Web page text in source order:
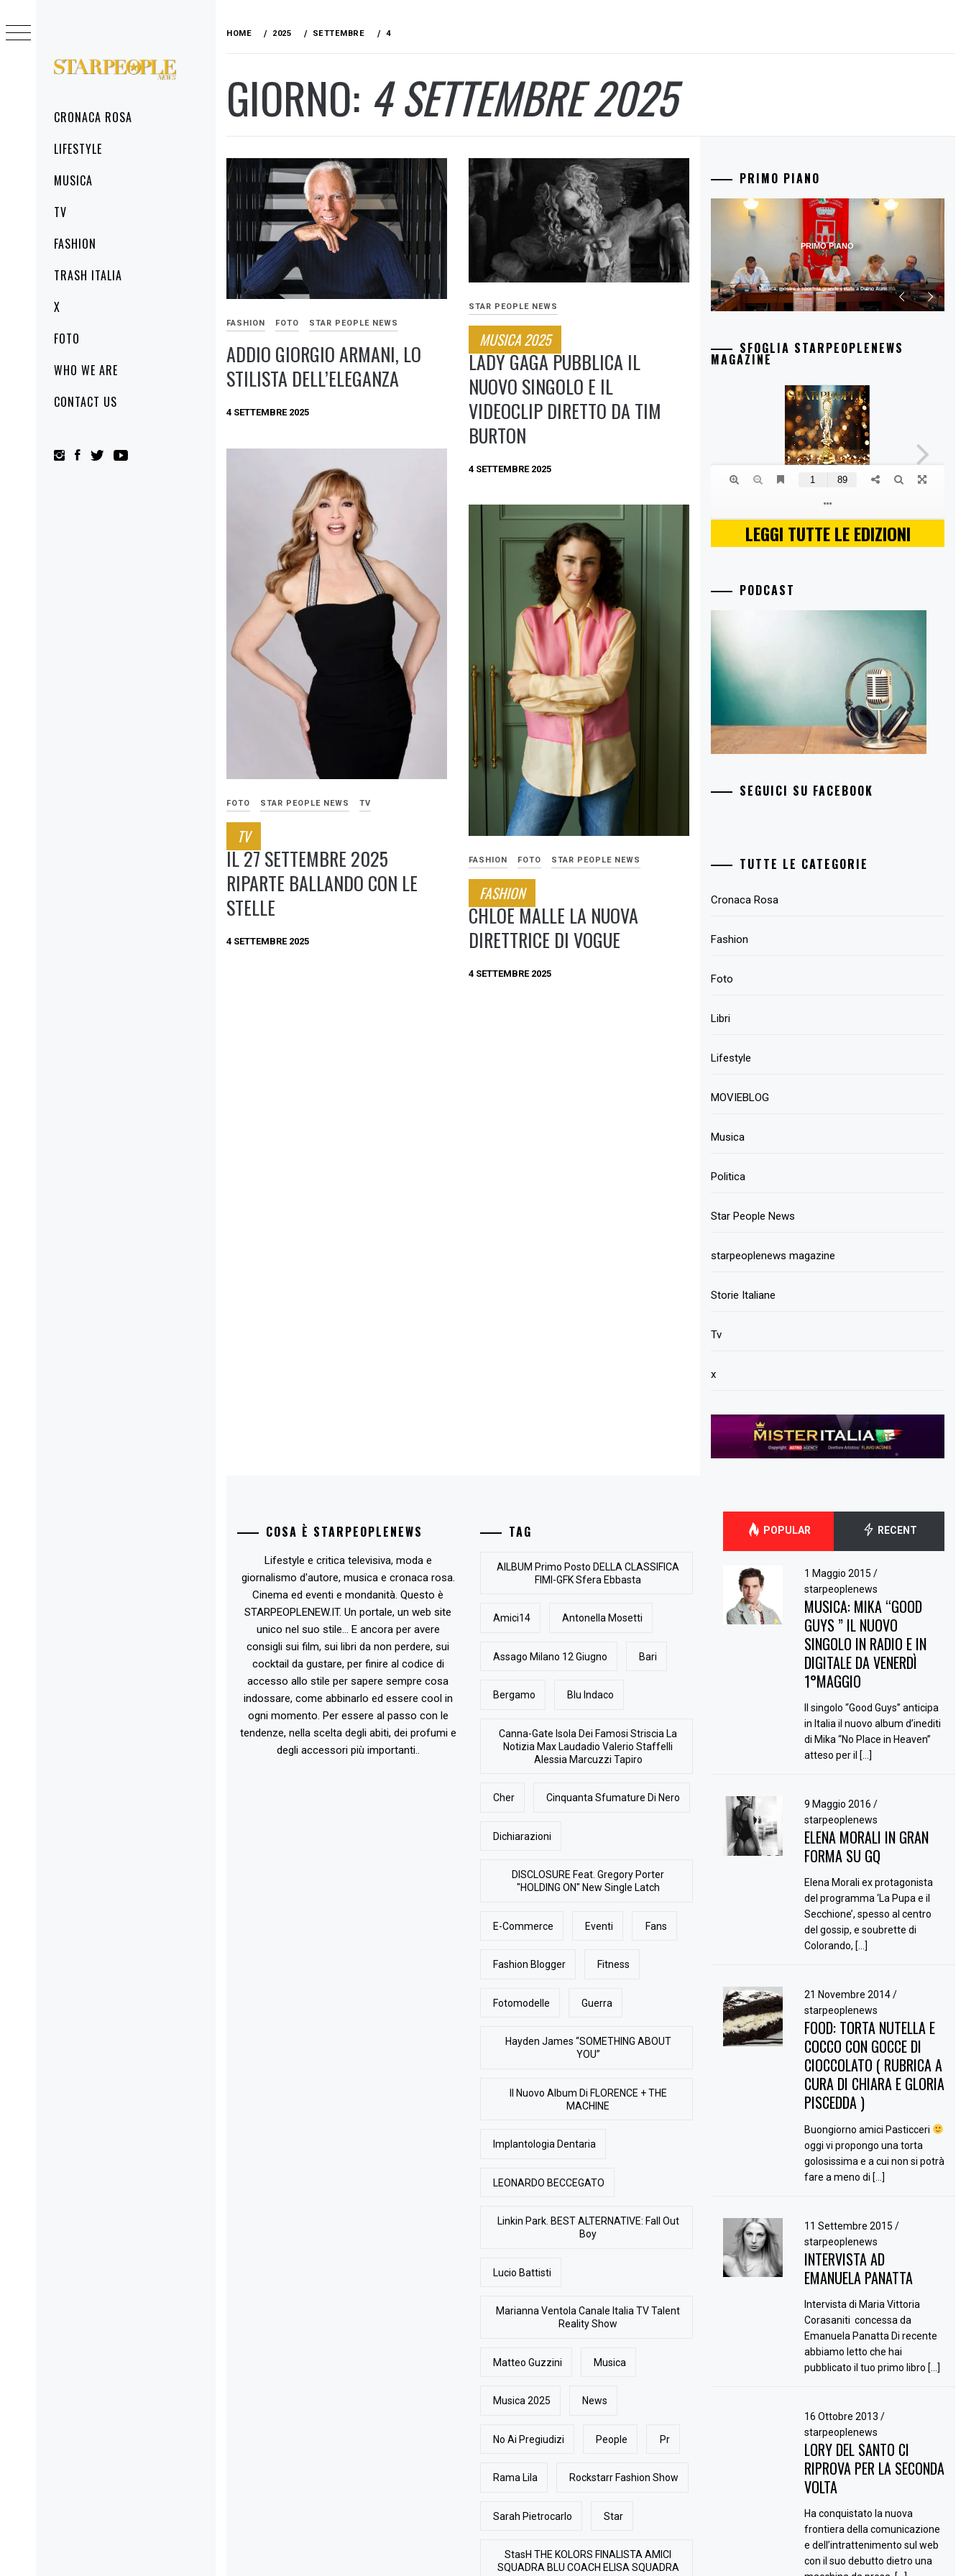
STARPEOPLENEWS
MenuCRONACA ROSA
LIFESTYLE
MUSICA
TV
FASHION
TRASH ITALIA
X
FOTO
WHO WE ARE
CONTACT US
to
content
HOME 2025 SETTEMBRE 4
GIORNO: 4 SETTEMBRE 2025
FASHION FOTO STAR PEOPLE NEWS
ADDIO GIORGIO ARMANI, LO
STILISTA DELL’ELEGANZA
4 SETTEMBRE 2025
STAR PEOPLE NEWS
MUSICA 2025
LADY GAGA PUBBLICA IL
NUOVO SINGOLO E IL
VIDEOCLIP DIRETTO DA TIM
BURTON
4 SETTEMBRE 2025
FOTO STAR PEOPLE NEWS TV
TV
IL 27 SETTEMBRE 2025
RIPARTE BALLANDO CON LE
STELLE
4 SETTEMBRE 2025
FASHION FOTO STAR PEOPLE NEWS
FASHION
CHLOE MALLE LA NUOVA
DIRETTRICE DI VOGUE
4 SETTEMBRE 2025
PRIMO PIANO
Musica, mostre e sport: la grande estate a Duino Aurisina
PRIMO PIANO
SFOGLIA STARPEOPLENEWS
MAGAZINE
LEGGI TUTTE LE EDIZIONI
PODCAST
SEGUICI SU FACEBOOK
TUTTE LE CATEGORIE
Cronaca Rosa
Fashion
Foto
Libri
Lifestyle
MOVIEBLOG
Musica
Politica
Star People News
starpeoplenews magazine
Storie Italiane
Tv
x
COSA È STARPEOPLENEWS
Lifestyle e critica televisiva, moda e
giornalismo d'autore, musica e cronaca rosa.
Cinema ed eventi e mondanità. Questo è
STARPEOPLENEW.IT. Un portale, un web site
unico nel suo stile... E ancora per avere
consigli sui film, sui libri da non perdere, sui
cocktail da gustare, per finire al codice di
accesso allo stile per sapere sempre cosa
indossare, come abbinarlo ed essere cool in
ogni momento. Per essere al passo con le
tendenze, nella scelta degli abiti, dei profumi e
degli accessori più importanti..
TAG
AlLBUM Primo Posto DELLA CLASSIFICA
FIMI-GFK Sfera Ebbasta
Amici14 Antonella Mosetti
Assago Milano 12 Giugno Bari
Bergamo Blu Indaco
Canna-Gate Isola Dei Famosi Striscia La
Notizia Max Laudadio Valerio Staffelli
Alessia Marcuzzi Tapiro
Cher Cinquanta Sfumature Di Nero
Dichiarazioni
DISCLOSURE Feat. Gregory Porter
"HOLDING ON" New Single Latch
E-Commerce Eventi Fans
Fashion Blogger Fitness
Fotomodelle Guerra
Hayden James “SOMETHING ABOUT
YOU”
Il Nuovo Album Di FLORENCE + THE
MACHINE
Implantologia Dentaria
LEONARDO BECCEGATO
Linkin Park. BEST ALTERNATIVE: Fall Out
Boy
Lucio Battisti
Marianna Ventola Canale Italia TV Talent
Reality Show
Matteo Guzzini Musica
Musica 2025 News
No Ai Pregiudizi People Pr
Rama Lila Rockstarr Fashion Show
Sarah Pietrocarlo Star
StasH THE KOLORS FINALISTA AMICI
SQUADRA BLU COACH ELISA SQUADRA
POPULAR RECENT
1 Maggio 2015 /
starpeoplenews
MUSICA: MIKA “GOOD
GUYS ” IL NUOVO
SINGOLO IN RADIO E IN
DIGITALE DA VENERDÌ
1°MAGGIO
Il singolo “Good Guys” anticipa
in Italia il nuovo album d’inediti
di Mika “No Place in Heaven”
atteso per il […]
9 Maggio 2016 /
starpeoplenews
ELENA MORALI IN GRAN
FORMA SU GQ
Elena Morali ex protagonista
del programma ‘La Pupa e il
Secchione’, spesso al centro
del gossip, e soubrette di
Colorando, […]
21 Novembre 2014/
starpeoplenews
FOOD: TORTA NUTELLA E
COCCO CON GOCCE DI
CIOCCOLATO ( RUBRICA A
CURA DI CHIARA E GLORIA
PISCEDDA )
Buongiorno amici Pasticceri
oggi vi propongo una torta
golosissima e a cui non si potrà
fare a meno di […]
11 Settembre 2015 /
starpeoplenews
INTERVISTA AD
EMANUELA PANATTA
Intervista di Maria Vittoria
Corasaniti concessa da
Emanuela Panatta Di recente
abbiamo letto che hai
pubblicato il tuo primo libro […]
16 Ottobre 2013 /
starpeoplenews
LORY DEL SANTO CI
RIPROVA PER LA SECONDA
VOLTA
Ha conquistato la nuova
frontiera della comunicazione
e dell’intrattenimento sul web
con il suo debutto dietro una